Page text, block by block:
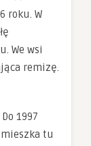
roku. W
We wsi
remizę.
1997
tu